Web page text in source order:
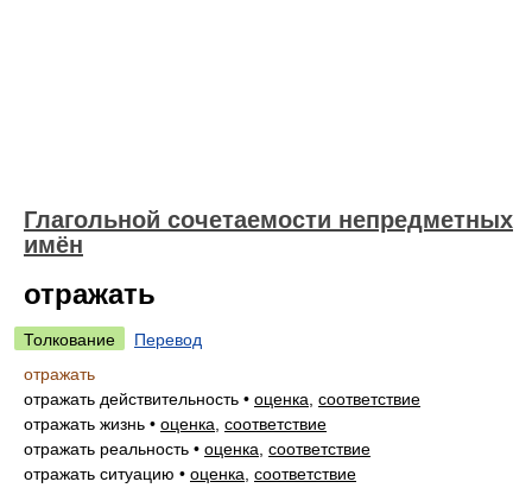
Глагольной сочетаемости непредметных
имён
отражать
Толкование
Перевод
отражать
отражать действительность • оценка соответствие
отражать жизнь • оценка соответствие
отражать реальность • оценка соответствие
отражать ситуацию • оценка соответствие